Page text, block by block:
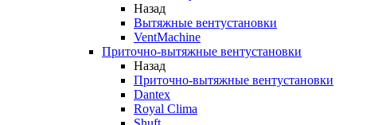
Назад
Вытяжные вентустановки
VentMachine
Приточно-вытяжные вентустановки
Назад
Приточно-вытяжные вентустановки
Dantex
Royal Clima